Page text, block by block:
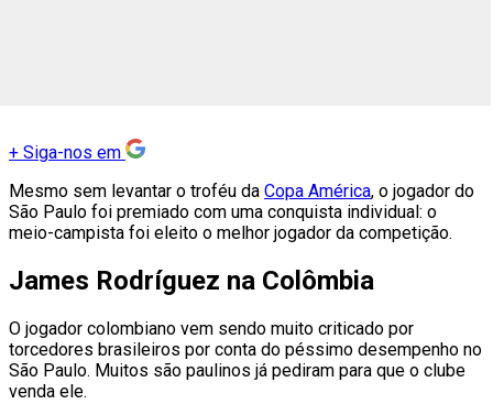
+ Siga-nos em
Mesmo sem levantar o troféu da Copa América, o jogador do
São Paulo foi premiado com uma conquista individual: o
meio-campista foi eleito o melhor jogador da competição.
James Rodríguez na Colômbia
O jogador colombiano vem sendo muito criticado por
torcedores brasileiros por conta do péssimo desempenho no
São Paulo. Muitos são paulinos já pediram para que o clube
venda ele.